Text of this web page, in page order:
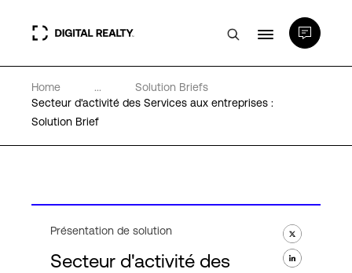
Data Centers
PlatformDIGITAL®
Home ...
Solution Briefs
Secteur d'activité des Services aux entreprises :
Solution Brief
Présentation de solution
Secteur d'activité des